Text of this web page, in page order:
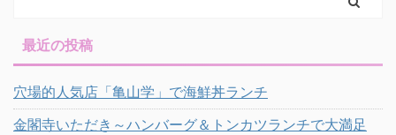
最近の投稿
穴場的人気店「亀山学」で海鮮丼ランチ
金閣寺いただき～ハンバーグ＆トンカツランチで大満足